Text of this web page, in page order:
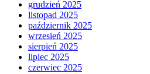
grudzień 2025
listopad 2025
październik 2025
wrzesień 2025
sierpień 2025
lipiec 2025
czerwiec 2025